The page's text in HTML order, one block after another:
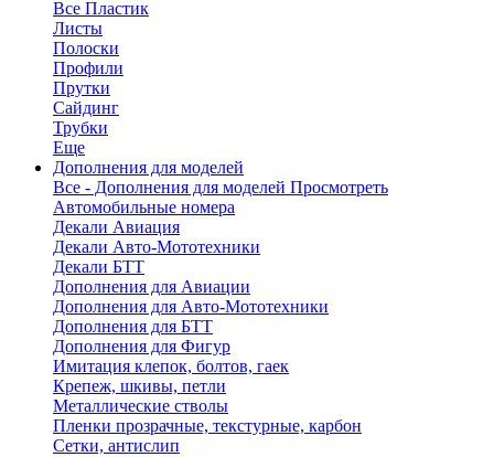
Все Пластик
Листы
Полоски
Профили
Прутки
Сайдинг
Трубки
Еще
Дополнения для моделей
Все - Дополнения для моделей Просмотреть
Автомобильные номера
Декали Авиация
Декали Авто-Мототехники
Декали БТТ
Дополнения для Авиации
Дополнения для Авто-Мототехники
Дополнения для БТТ
Дополнения для Фигур
Имитация клепок, болтов, гаек
Крепеж, шкивы, петли
Металлические стволы
Пленки прозрачные, текстурные, карбон
Сетки, антислип